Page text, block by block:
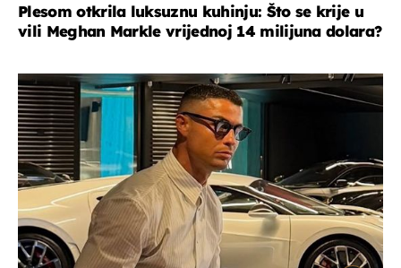
Plesom otkrila luksuznu kuhinju: Što se krije u
vili Meghan Markle vrijednoj 14 milijuna dolara?